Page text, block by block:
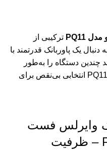
مدل PQ11 ترکیبی از
دنبال یک پاوربانک قدرتمند با
چندین دستگاه را به‌طور
PQ11 انتخابی بی‌نقص برای
وایرلس فست
شارژ الدینیو مدل PQ11 – ظرفیت